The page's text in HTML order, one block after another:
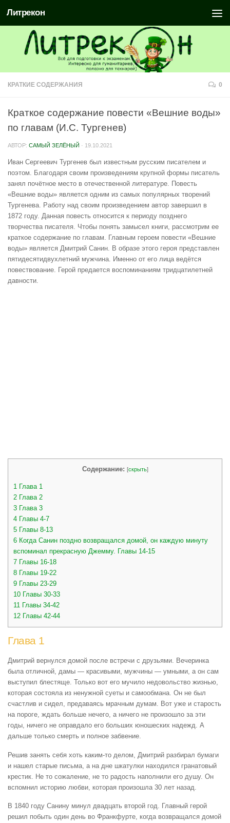
Литрекон
КРАТКИЕ СОДЕРЖАНИЯ 0
Краткое содержание повести «Вешние воды»
по главам (И.С. Тургенев)
АВТОР: САМЫЙ ЗЕЛЁНЫЙ · 19.10.2021
Иван Сергеевич Тургенев был известным русским писателем и
поэтом. Благодаря своим произведениям крупной формы писатель
занял почётное место в отечественной литературе. Повесть
«Вешние воды» является одним из самых популярных творений
Тургенева. Работу над своим произведением автор завершил в
1872 году. Данная повесть относится к периоду позднего
творчества писателя. Чтобы понять замысел книги, рассмотрим ее
краткое содержание по главам. Главным героем повести «Вешние
воды» является Дмитрий Санин. В образе этого героя представлен
пятидесятидвухлетний мужчина. Именно от его лица ведётся
повествование. Герой предается воспоминаниям тридцатилетней
давности.
Содержание: [скрыть]
1
Глава 1
2 Глава 2
3 Глава 3
4 Главы 4-7
5 Главы 8-13
6 Когда Санин поздно возвращался домой, он каждую минуту
вспоминал прекрасную Джемму. Главы 14-15
7 Главы 16-18
8 Главы 19-22
9 Главы 23-29
10 Главы 30-33
11
Главы 34-42
12 Главы 42-44
Глава 1
Дмитрий вернулся домой после встречи с друзьями. Вечеринка
была отличной, дамы — красивыми, мужчины — умными, а он сам
выступил блестяще. Только вот его мучило недовольство жизнью,
которая состояла из ненужной суеты и самообмана. Он не был
счастлив и сидел, предаваясь мрачным думам. Вот уже и старость
на пороге, ждать больше нечего, а ничего не произошло за эти
годы, ничего не оправдало его больших юношеских надежд. А
дальше только смерть и полное забвение.
Решив занять себя хоть каким-то делом, Дмитрий разбирал бумаги
и нашел старые письма, а на дне шкатулки находился гранатовый
крестик. Не то сожаление, не то радость наполнили его душу. Он
вспомнил историю любви, которая произошла 30 лет назад.
В 1840 году Санину минул двадцать второй год. Главный герой
решил побыть один день во Франкфурте, когда возвращался домой